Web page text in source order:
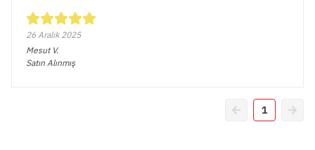
26 Aralık 2025
Mesut V.
Satın Alınmış
1